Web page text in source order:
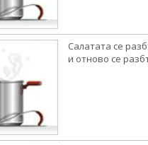
Салатата се
и отново се